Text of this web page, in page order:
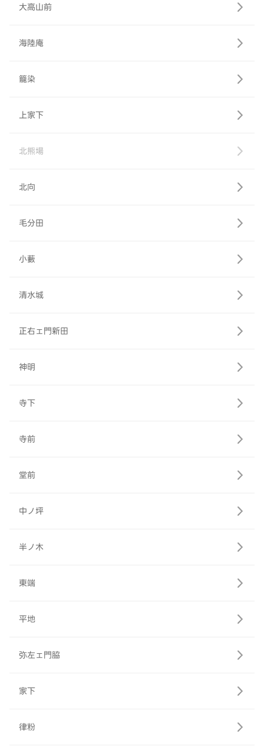
大高山前
海陸庵
籠染
上家下
北熊場
北向
毛分田
小藪
清水城
正右ェ門新田
神明
寺下
寺前
堂前
中ノ坪
半ノ木
東端
平地
弥左ェ門脇
家下
律粉